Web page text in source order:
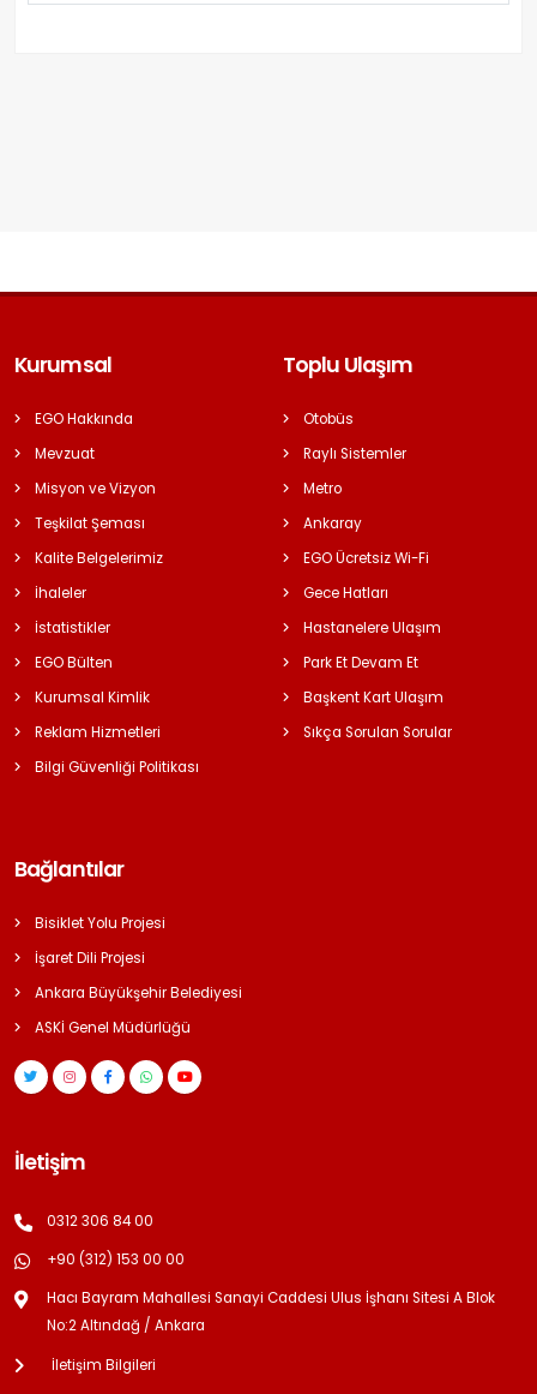
Kurumsal
EGO Hakkında
Mevzuat
Misyon ve Vizyon
Teşkilat Şeması
Kalite Belgelerimiz
İhaleler
İstatistikler
EGO Bülten
Kurumsal Kimlik
Reklam Hizmetleri
Bilgi Güvenliği Politikası
Toplu Ulaşım
Otobüs
Raylı Sistemler
Metro
Ankaray
EGO Ücretsiz Wi-Fi
Gece Hatları
Hastanelere Ulaşım
Park Et Devam Et
Başkent Kart Ulaşım
Sıkça Sorulan Sorular
Bağlantılar
Bisiklet Yolu Projesi
İşaret Dili Projesi
Ankara Büyükşehir Belediyesi
ASKİ Genel Müdürlüğü
İletişim
0312 306 84 00
+90 (312) 153 00 00
Hacı Bayram Mahallesi Sanayi Caddesi Ulus İşhanı Sitesi A Blok
No:2 Altındağ / Ankara
İletişim Bilgileri